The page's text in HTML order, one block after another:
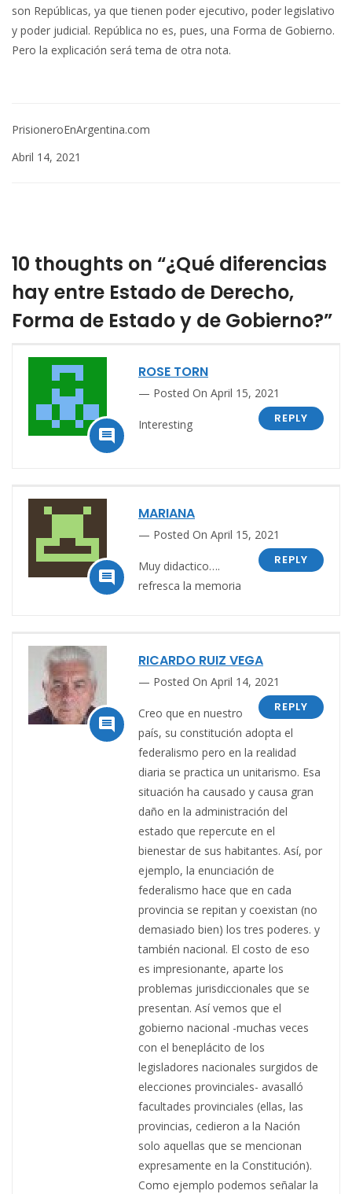
son Repúblicas, ya que tienen poder ejecutivo, poder legislativo
y poder judicial. República no es, pues, una Forma de Gobierno.
Pero la explicación será tema de otra nota.
PrisioneroEnArgentina.com
Abril 14, 2021
10 thoughts on “¿Qué diferencias
hay entre Estado de Derecho,
Forma de Estado y de Gobierno?”

ROSE TORN
Posted On April 15, 2021
REPLY
Interesting

MARIANA
Posted On April 15, 2021
REPLY
Muy didactico….
refresca la memoria

RICARDO RUIZ VEGA
Posted On April 14, 2021
REPLY
Creo que en nuestro
país, su constitución adopta el
federalismo pero en la realidad
diaria se practica un unitarismo. Esa
situación ha causado y causa gran
daño en la administración del
estado que repercute en el
bienestar de sus habitantes. Así, por
ejemplo, la enunciación de
federalismo hace que en cada
provincia se repitan y coexistan (no
demasiado bien) los tres poderes. y
también nacional. El costo de eso
es impresionante, aparte los
problemas jurisdiccionales que se
presentan. Así vemos que el
gobierno nacional -muchas veces
con el beneplácito de los
legisladores nacionales surgidos de
elecciones provinciales- avasalló
facultades provinciales (ellas, las
provincias, cedieron a la Nación
solo aquellas que se mencionan
expresamente en la Constitución).
Como ejemplo podemos señalar la